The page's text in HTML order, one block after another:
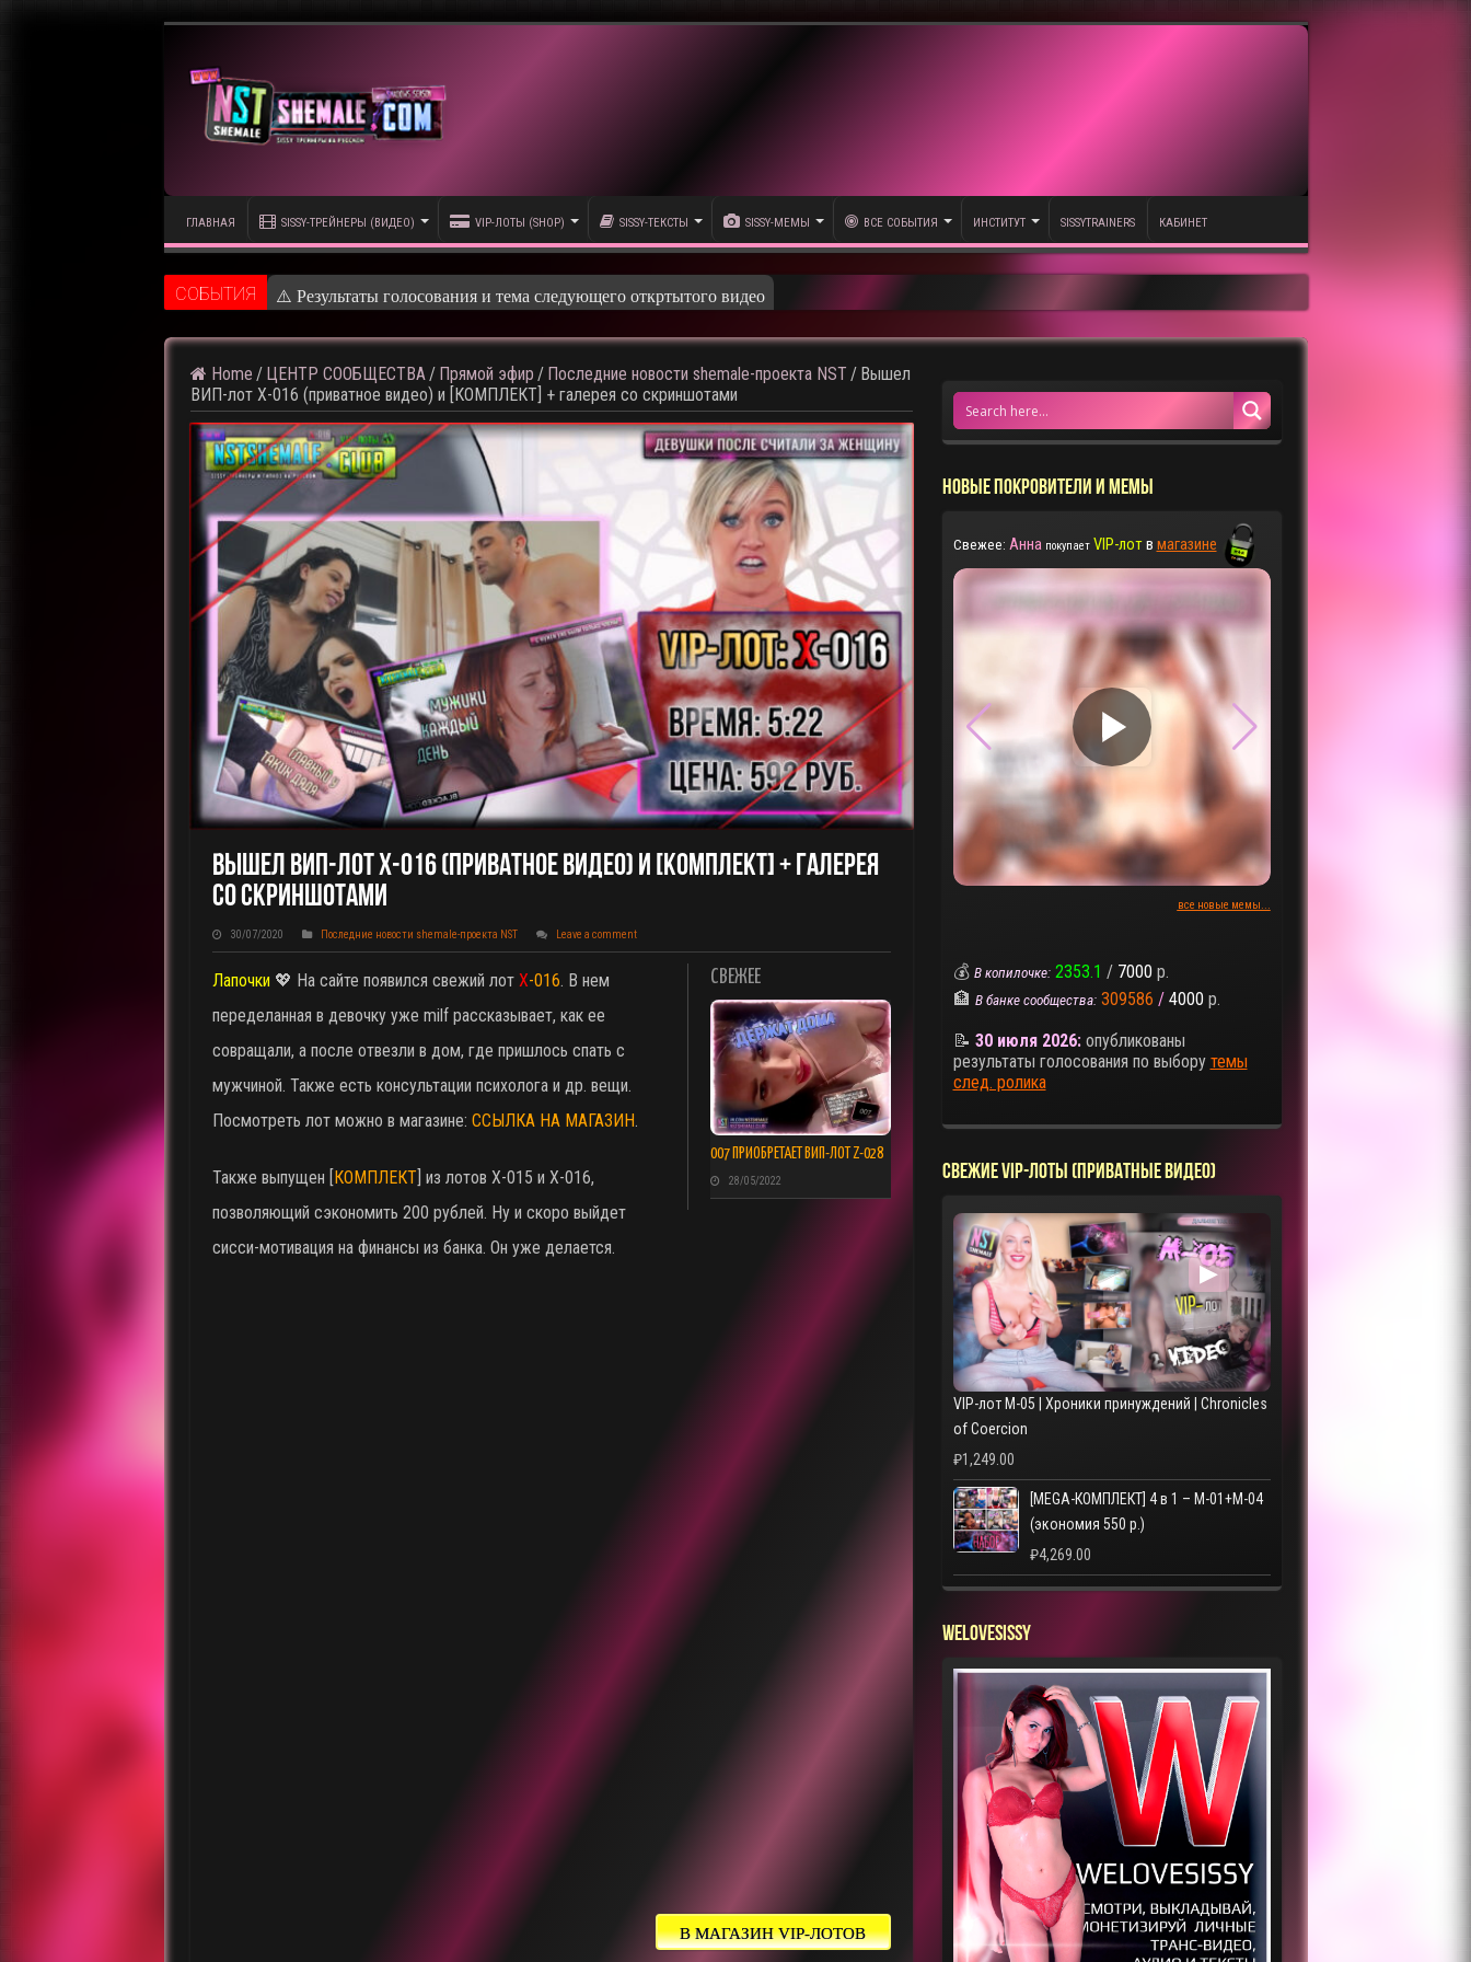
ГЛАВНАЯ SISSY-ТРЕЙНЕРЫ (ВИДЕО) VIP-ЛОТЫ (SHOP) SISSY-ТЕКСТЫ SISSY-МЕМЫ ВСЕ СОБЫТИЯ ИНСТИТУТ SISSYTRAINERS КАБИНЕТ
CОБЫТИЯ ⚠️ Результаты голосования и тема следующего откртытого видео
Home / ЦЕНТР СООБЩЕСТВА / Прямой эфир / Последние новости shemale-проекта NST / Вышел
ВИП-лот X-016 (приватное видео) и [КОМПЛЕКТ] + галерея со скриншотами
Вышел ВИП-Лот X-016 (приватное Видео) И [КОМПЛЕКТ] + Галерея
Со Скриншотами
30/07/2020 Последние новости shemale-проекта NST Leave a comment
СВЕЖЕЕ
007 ПРИОБРЕТАЕТ ВИП-ЛОТ Z-028
28/05/2022
Лапочки 💖 На сайте появился свежий лот X-016. В нем
переделанная в девочку уже milf рассказывает, как ее
совращали, а после отвезли в дом, где пришлось спать с
мужчиной. Также есть консультации психолога и др. вещи.
Посмотреть лот можно в магазине: ССЫЛКА НА МАГАЗИН.
Также выпущен [КОМПЛЕКТ] из лотов X-015 и X-016,
позволяющий сэкономить 200 рублей. Ну и скоро выйдет
сисси-мотивация на финансы из банка. Он уже делается.
В МАГАЗИН VIP-ЛОТОВ
НОВЫЕ ПОКРОВИТЕЛИ И МЕМЫ
Свежее: Анна покупает VIP-лотв магазине
▶
все новые мемы...
💰 В копилочке: 2353.1 / 7000 р.
🏦 В банке сообщества: 309586 / 4000 р.
📝 30 июля 2026:опубликованы
результаты голосования по выбору темы
след. ролика
СВЕЖИЕ VIP-ЛОТЫ (ПРИВАТНЫЕ ВИДЕО)
▶
VIP-лот M-05 | Хроники принуждений | Chronicles
of Coercion
₽1,249.00
[MEGA-КОМПЛЕКТ] 4 в 1 – M-01+M-04
(экономия 550 р.)
₽4,269.00
WELOVESISSY